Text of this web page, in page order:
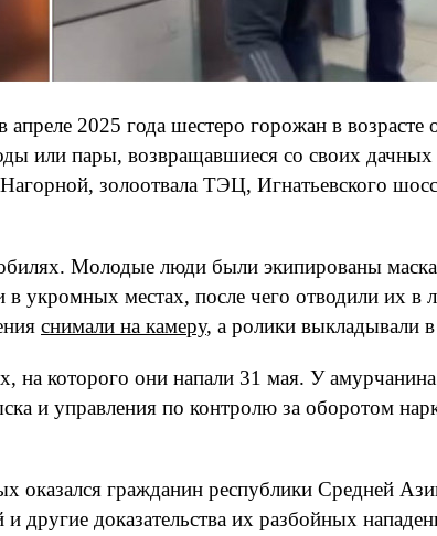
2025 года шестеро горожан в
или пары, возвращавшиеся со своих дачных
золоотвала ТЭЦ, Игнатьевского
Молодые люди были экипированы
местах, после чего отводили их в
снимали на камеру, а ролики выкладывали
на которого они напали 31 мая. У
и управления по контролю за оборотом
оказался гражданин республики Средней
другие доказательства их разбойных